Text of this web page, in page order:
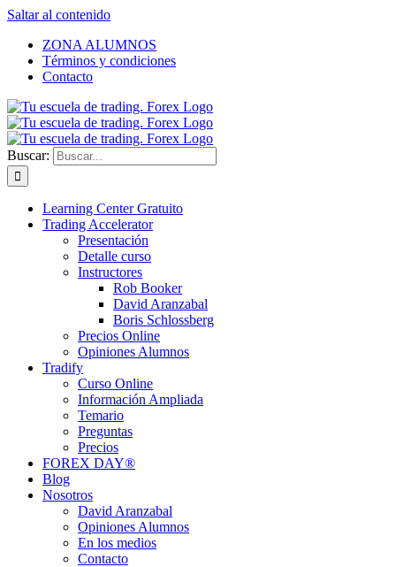
Saltar al contenido
ZONA ALUMNOS
Términos y condiciones
Contacto
Buscar:
Learning Center Gratuito
Trading Accelerator
Presentación
Detalle curso
Instructores
Rob Booker
David Aranzabal
Boris Schlossberg
Precios Online
Opiniones Alumnos
Tradify
Curso Online
Información Ampliada
Temario
Preguntas
Precios
FOREX DAY®
Blog
Nosotros
David Aranzabal
Opiniones Alumnos
En los medios
Contacto